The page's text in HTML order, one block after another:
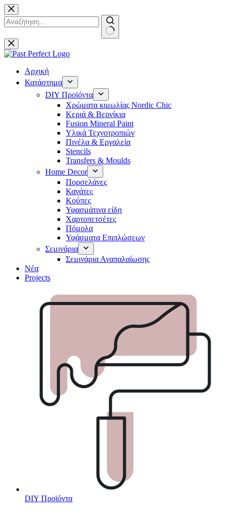
Μετάβαση
στο
περιεχόμενο
No
results
Αρχική
Κατάστημα
DIY Προϊόντα
Χρώματα κιμωλίας Nordic Chic
Κεριά & Βερνίκια
Fusion Mineral Paint
Υλικά Τεχνοτροπιών
Πινέλα & Εργαλεία
Stencils
Transfers & Moulds
Home Decor
Πορσελάνες
Κανάτες
Κούπες
Υφασμάτινα είδη
Χαρτοπετσέτες
Πόμολα
Υφάσματα Επιπλώσεων
Σεμινάρια
Σεμινάρια Αναπαλαίωσης
Νέα
Projects
DIY Προϊόντα